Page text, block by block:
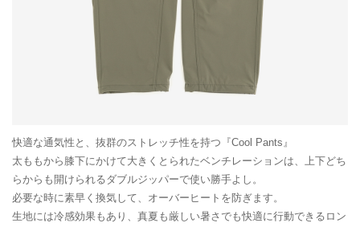
快適な通気性と、抜群のストレッチ性を持つ『Cool Pants』
太ももから膝下にかけて大きくとられたベンチレーションは、上下どち
らからも開けられるダブルジッパーで使い勝手よし。
必要な時に素早く換気して、オーバーヒートを防ぎます。
生地には冷感効果もあり、真夏も厳しい暑さでも快適に行動できるロン